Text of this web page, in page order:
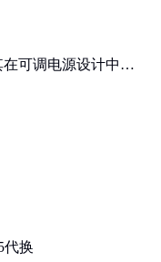
可调电源设计中的
代换